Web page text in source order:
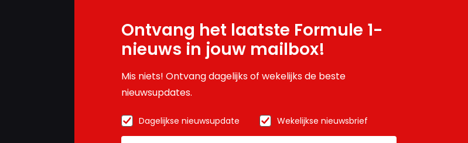
Ontvang het laatste Formule 1-
nieuws in jouw mailbox!
Mis niets! Ontvang dagelijks of wekelijks de beste
nieuwsupdates.
Dagelijkse nieuwsupdate Wekelijkse nieuwsbrief